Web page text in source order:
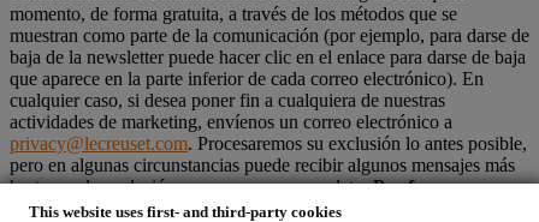
This website uses first- and third-party cookies
momento, de forma gratuita, a través de los métodos que se
muestran como parte de la comunicación (por ejemplo, para darse de
baja de la newsletter puede hacer clic en el enlace para darse de baja
que aparece en la parte inferior de cada correo electrónico). En
cualquier caso, si desea poner fin a cualquiera de nuestras
actividades de marketing, envíenos un correo electrónico a
privacy@lecreuset.com. Procesaremos su exclusión lo antes posible,
pero en algunas circunstancias puede recibir algunos mensajes más
hasta que la exclusión se procese por completo.Por favor,
recuerde que no pasamos ni vendemos sus datos de contacto y